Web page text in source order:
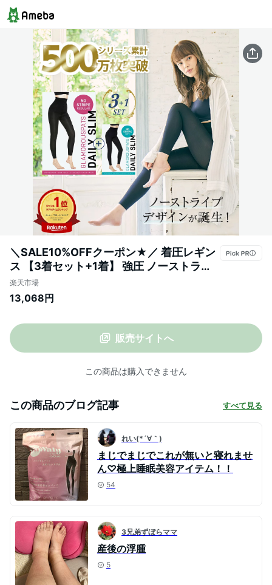
＼SALE10%OFFクーポン★／ 着圧レギン
ス 【3着セット+1着】 強圧 ノーストライ
プ デイリースリム 3着セット＋ソフト1着
グラマラスパッツ 公式 正規品 着圧スパッ
らはぎ レギンス 黒 レディース 弾性ストッ
キング
楽天市場
13,068円
販売サイトへ
この商品は購入できません
この商品のブログ記事 すべて見る
れい(*´∀｀)
まじでまじでこれが無いと寝れませ
ん♡極上睡眠美容アイテム！！
54
3兄弟ずぼらママ
産後の浮腫
5